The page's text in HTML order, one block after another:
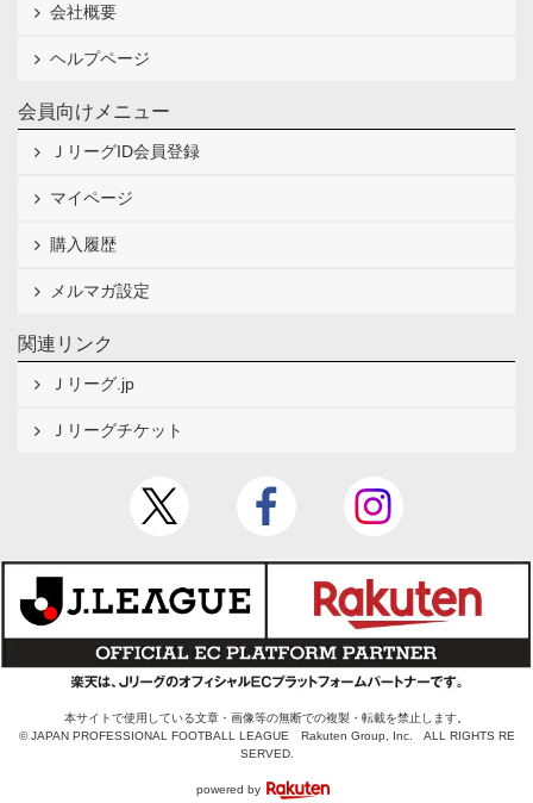
会社概要
ヘルプページ
会員向けメニュー
ＪリーグID会員登録
マイページ
購入履歴
メルマガ設定
関連リンク
Ｊリーグ.jp
Ｊリーグチケット
本サイトで使用している文章・画像等の無断での複製・転載を禁止します。
© JAPAN PROFESSIONAL FOOTBALL LEAGUE Rakuten Group, Inc. ALL RIGHTS RE
SERVED.
powered by